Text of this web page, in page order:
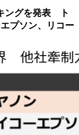
ングを発表 ト
プソン、リコー